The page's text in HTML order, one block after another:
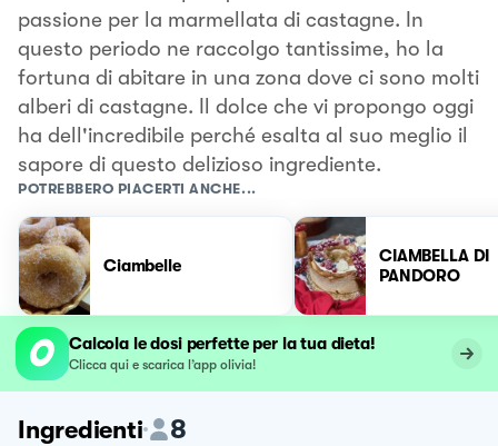
passione per la marmellata di castagne. In
questo periodo ne raccolgo tantissime, ho la
fortuna di abitare in una zona dove ci sono molti
alberi di castagne. Il dolce che vi propongo oggi
ha dell'incredibile perché esalta al suo meglio il
sapore di questo delizioso ingrediente.
POTREBBERO PIACERTI ANCHE...
Ciambelle
CIAMBELLA DI
PANDORO
Calcola le dosi perfette per la tua dieta!
Clicca qui e scarica l’app olivia!
Ingredienti 8